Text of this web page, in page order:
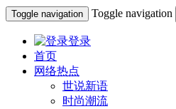
Toggle navigation Toggle navigation
登录
首页
网络热点
世说新语
时尚潮流